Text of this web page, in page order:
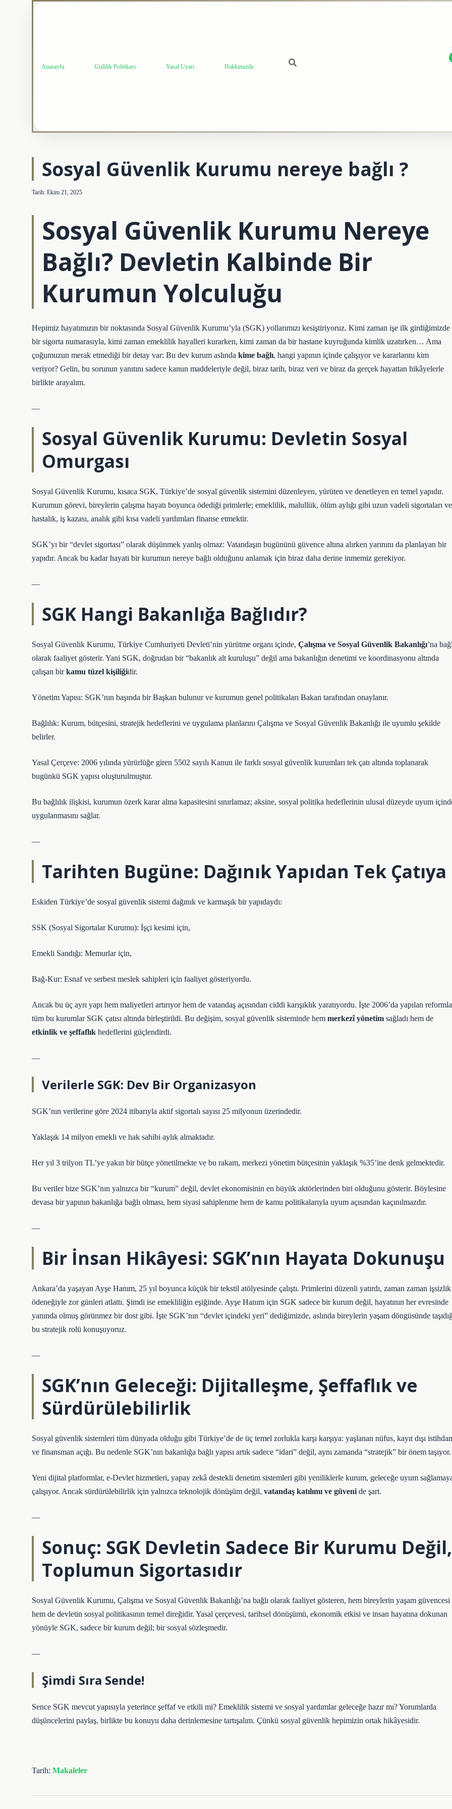
Anasayfa Gizlilik Politikası Yasal Uyarı Hakkımızda
Sosyal Güvenlik Kurumu nereye bağlı ?
Tarih: Ekim 21, 2025
Sosyal Güvenlik Kurumu Nereye
Bağlı? Devletin Kalbinde Bir
Kurumun Yolculuğu
Hepimiz hayatımızın bir noktasında Sosyal Güvenlik Kurumu’yla (SGK) yollarımızı kesiştiriyoruz. Kimi zaman işe ilk girdiğimizde
bir sigorta numarasıyla, kimi zaman emeklilik hayalleri kurarken, kimi zaman da bir hastane kuyruğunda kimlik uzatırken… Ama
çoğumuzun merak etmediği bir detay var: Bu dev kurum aslında kime bağlı, hangi yapının içinde çalışıyor ve kararlarını kim
veriyor? Gelin, bu sorunun yanıtını sadece kanun maddeleriyle değil, biraz tarih, biraz veri ve biraz da gerçek hayattan hikâyelerle
birlikte arayalım.
—
Sosyal Güvenlik Kurumu: Devletin Sosyal
Omurgası
Sosyal Güvenlik Kurumu, kısaca SGK, Türkiye’de sosyal güvenlik sistemini düzenleyen, yürüten ve denetleyen en temel yapıdır.
Kurumun görevi, bireylerin çalışma hayatı boyunca ödediği primlerle; emeklilik, malullük, ölüm aylığı gibi uzun vadeli sigortaları ve
hastalık, iş kazası, analık gibi kısa vadeli yardımları finanse etmektir.
SGK’yı bir “devlet sigortası” olarak düşünmek yanlış olmaz: Vatandaşın bugününü güvence altına alırken yarınını da planlayan bir
yapıdır. Ancak bu kadar hayati bir kurumun nereye bağlı olduğunu anlamak için biraz daha derine inmemiz gerekiyor.
—
SGK Hangi Bakanlığa Bağlıdır?
Sosyal Güvenlik Kurumu, Türkiye Cumhuriyeti Devleti’nin yürütme organı içinde, Çalışma ve Sosyal Güvenlik Bakanlığı’na
olarak faaliyet gösterir. Yani SGK, doğrudan bir “bakanlık alt kuruluşu” değil ama bakanlığın denetimi ve koordinasyonu altında
çalışan birkamu tüzel kişiliğidir.
Yönetim Yapısı: SGK’nın başında bir Başkan bulunur ve kurumun genel politikaları Bakan tarafından onaylanır.
Bağlılık: Kurum, bütçesini, stratejik hedeflerini ve uygulama planlarını Çalışma ve Sosyal Güvenlik Bakanlığı ile uyumlu şekilde
belirler.
Yasal Çerçeve: 2006 yılında yürürlüğe giren 5502 sayılı Kanun ile farklı sosyal güvenlik kurumları tek çatı altında toplanarak
bugünkü SGK yapısı oluşturulmuştur.
Bu bağlılık ilişkisi, kurumun özerk karar alma kapasitesini sınırlamaz; aksine, sosyal politika hedeflerinin ulusal düzeyde uyum
uygulanmasını sağlar.
—
Tarihten Bugüne: Dağınık Yapıdan Tek Çatıya
Eskiden Türkiye’de sosyal güvenlik sistemi dağınık ve karmaşık bir yapıdaydı:
SSK (Sosyal Sigortalar Kurumu): İşçi kesimi için,
Emekli Sandığı: Memurlar için,
Bağ-Kur: Esnaf ve serbest meslek sahipleri için faaliyet gösteriyordu.
Ancak bu üç ayrı yapı hem maliyetleri artırıyor hem de vatandaş açısından ciddi karışıklık yaratıyordu. İşte 2006’da yapılan reformla
tüm bu kurumlar SGK çatısı altında birleştirildi. Bu değişim, sosyal güvenlik sisteminde hem merkezî yönetim sağladı hem de
etkinlik ve şeffaflık hedeflerini güçlendirdi.
—
Verilerle SGK: Dev Bir Organizasyon
SGK’nın verilerine göre 2024 itibarıyla aktif sigortalı sayısı 25 milyonun üzerindedir.
Yaklaşık 14 milyon emekli ve hak sahibi aylık almaktadır.
Her yıl 3 trilyon TL’ye yakın bir bütçe yönetilmekte ve bu rakam, merkezi yönetim bütçesinin yaklaşık %35’ine denk gelmektedir.
Bu veriler bize SGK’nın yalnızca bir “kurum” değil, devlet ekonomisinin en büyük aktörlerinden biri olduğunu gösterir. Böylesine
devasa bir yapının bakanlığa bağlı olması, hem siyasi sahiplenme hem de kamu politikalarıyla uyum açısından kaçınılmazdır.
—
Bir İnsan Hikâyesi: SGK’nın Hayata Dokunuşu
Ankara’da yaşayan Ayşe Hanım, 25 yıl boyunca küçük bir tekstil atölyesinde çalıştı. Primlerini düzenli yatırdı, zaman zaman işsizlik
ödeneğiyle zor günleri atlattı. Şimdi ise emekliliğin eşiğinde. Ayşe Hanım için SGK sadece bir kurum değil, hayatının her evresinde
yanında olmuş görünmez bir dost gibi. İşte SGK’nın “devlet içindeki yeri” dediğimizde, aslında bireylerin yaşam döngüsünde
bu stratejik rolü konuşuyoruz.
—
SGK’nın Geleceği: Dijitalleşme, Şeffaflık ve
Sürdürülebilirlik
Sosyal güvenlik sistemleri tüm dünyada olduğu gibi Türkiye’de de üç temel zorlukla karşı karşıya: yaşlanan nüfus, kayıt dışı
ve finansman açığı. Bu nedenle SGK’nın bakanlığa bağlı yapısı artık sadece “idari” değil, aynı zamanda “stratejik” bir önem taşıyor.
Yeni dijital platformlar, e-Devlet hizmetleri, yapay zekâ destekli denetim sistemleri gibi yeniliklerle kurum, geleceğe uyum
çalışıyor. Ancak sürdürülebilirlik için yalnızca teknolojik dönüşüm değil, vatandaş katılımı ve güveni de şart.
—
Sonuç: SGK Devletin Sadece Bir Kurumu Değil,
Toplumun Sigortasıdır
Sosyal Güvenlik Kurumu, Çalışma ve Sosyal Güvenlik Bakanlığı’na bağlı olarak faaliyet gösteren, hem bireylerin yaşam güvencesi
hem de devletin sosyal politikasının temel direğidir. Yasal çerçevesi, tarihsel dönüşümü, ekonomik etkisi ve insan hayatına dokunan
yönüyle SGK, sadece bir kurum değil; bir sosyal sözleşmedir.
—
Şimdi Sıra Sende!
Sence SGK mevcut yapısıyla yeterince şeffaf ve etkili mi? Emeklilik sistemi ve sosyal yardımlar geleceğe hazır mı? Yorumlarda
düşüncelerini paylaş, birlikte bu konuyu daha derinlemesine tartışalım. Çünkü sosyal güvenlik hepimizin ortak hikâyesidir.
Tarih: Makaleler